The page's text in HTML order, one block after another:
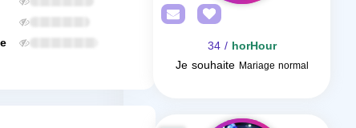
horHour
/ 34
Je souhaite Mariage normal